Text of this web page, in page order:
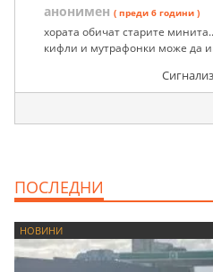
анонимен ( преди 6 години )
хората обичат старите
кифли и мутрафонки може да
ПОСЛЕДНИ
НОВИНИ